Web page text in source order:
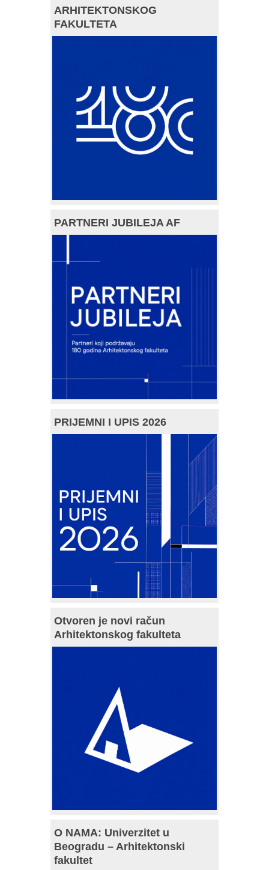
ARHITEKTONSKOG
FAKULTETA
PARTNERI JUBILEJA AF
PRIJEMNI I UPIS 2026
Otvoren je novi račun
Arhitektonskog fakulteta
O NAMA: Univerzitet u
Beogradu – Arhitektonski
fakultet